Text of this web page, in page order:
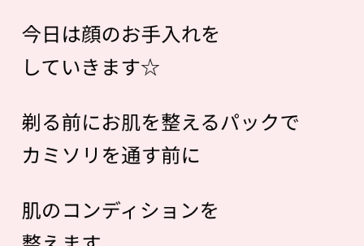
今日は顔のお手入れを
していきます☆
剃る前にお肌を整えるパックで
カミソリを通す前に
肌のコンディションを